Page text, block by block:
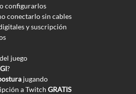
configurarlos
conectarlo sin cables
y suscripción
juego
?
jugando
a Twitch GRATIS